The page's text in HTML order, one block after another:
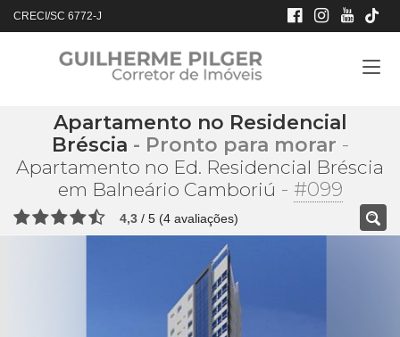
CRECI/SC 6772-J
Apartamento no Residencial
Bréscia - Pronto para morar -
Apartamento no Ed. Residencial Bréscia
em Balneário Camboriú - #099
4,3 / 5 (4 avaliações)